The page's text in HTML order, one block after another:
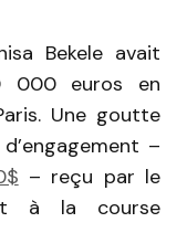
Bekele avait
000 euros en
Une goutte
–
– reçu par le
à la course